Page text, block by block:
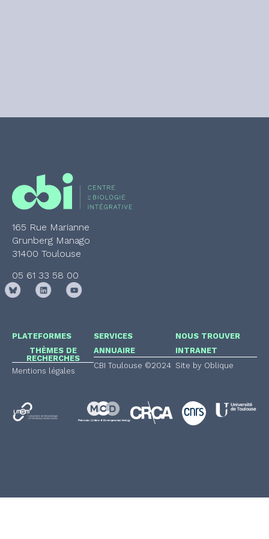
165 Rue Marianne
Grunberg Manago
31400 Toulouse
05 61 33 58 00
PLATEFORMES
THÈMES DE
RECHERCHES
Mentions légales
SERVICES
ANNUAIRE
CBI Toulouse ©2024
NOUS TROUVER
INTRANET
Site by Oblique